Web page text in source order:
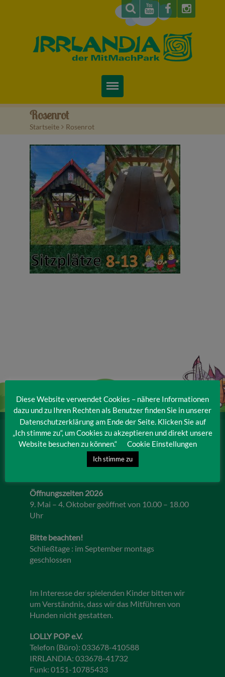
Startseite
Preise & Infos
Tickets
Attraktionen
Videos
Veranstaltungen
Baumpaten
Rosenrot
Startseite > Rosenrot
IRRLANDIA – der MitMachPark
Lebbiner Straße 1
15859 Storkow (Mark)
Öffnungszeiten 2026
9. Mai – 4. Oktober geöffnet von 10.00 – 18.00
Uhr
Bitte beachten!
Schließtage : im September montags
geschlossen
Im Interesse der spielenden Kinder bitten wir
um Verständnis, dass wir das Mitführen von
Hunden nicht gestatten.
LOLLY POP e.V.
Telefon (Büro): 033678-410588
IRRLANDIA: 033678-41732
Funk: 0151-10785433
Diese Website verwendet Cookies – nähere Informationen
dazu und zu Ihren Rechten als Benutzer finden Sie in unserer
Datenschutzerklärung am Ende der Seite. Klicken Sie auf
„Ich stimme zu“, um Cookies zu akzeptieren und direkt unsere
Website besuchen zu können.“
Cookie Einstellungen
Ich stimme zu